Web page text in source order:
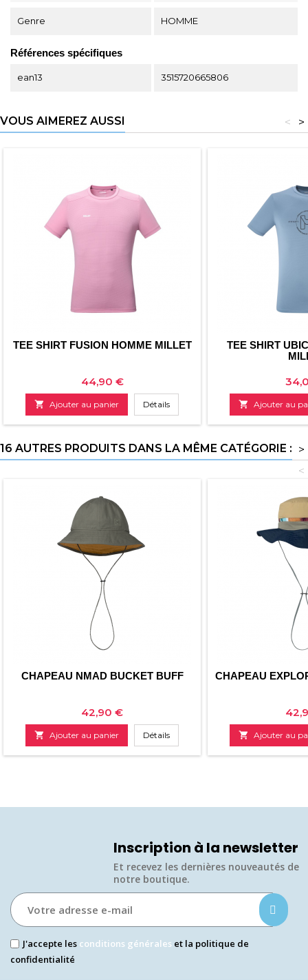
Genre HOMME
Références spécifiques
ean13 3515720665806
VOUS AIMEREZ AUSSI >
<
TEE SHIRT FUSION HOMME MILLET
Prix
44,90 €
 Ajouter au panier Détails
TEE SHIRT
Prix
 Ajouter au
16 AUTRES PRODUITS DANS LA MÊME CATÉGORIE : >
<
CHAPEAU NMAD BUCKET BUFF
Prix
42,90 €
 Ajouter au panier Détails
CHAPEAU
Prix
 Ajouter au
Inscription à la newsletter
Et recevez les dernières nouveautés de
notre boutique.​
J'accepte les conditions générales et la politique de
confidentialité